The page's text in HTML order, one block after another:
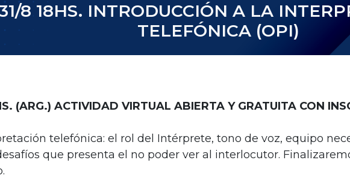
8 18HS. INTRODUCCIÓN A LA
TELEFÓNICA (OPI)
(ARG.) ACTIVIDAD VIRTUAL ABIERTA Y GRATUITA CON
telefónica: el rol del Intérprete, tono de voz, equipo
que presenta el no poder ver al interlocutor.